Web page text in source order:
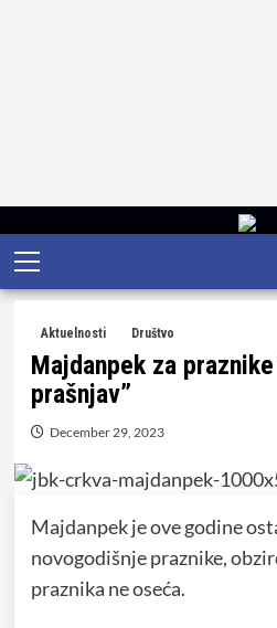
Skip
to
content
Primary
Menu
Aktuelnosti Društvo
Majdanpek za
prašnjav”
December 29, 2023
Majdanpek je ove godine
novogodišnje praznike,
praznika ne oseća.